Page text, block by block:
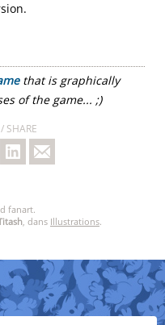
that is graphically
of the game... ;)
SHARE
fanart.
, dans Illustrations.